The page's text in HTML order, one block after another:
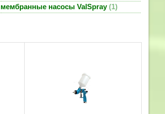
мембранные насосы ValSpray 1